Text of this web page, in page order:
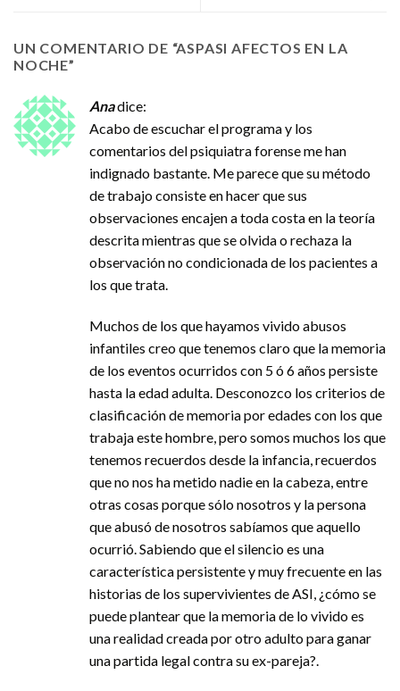
UN COMENTARIO DE “ASPASI AFECTOS EN LA
NOCHE”
Anadice:
Acabo de escuchar el programa y los
comentarios del psiquiatra forense me han
indignado bastante. Me parece que su método
de trabajo consiste en hacer que sus
observaciones encajen a toda costa en la teoría
descrita mientras que se olvida o rechaza la
observación no condicionada de los pacientes a
los que trata.
Muchos de los que hayamos vivido abusos
infantiles creo que tenemos claro que la memoria
de los eventos ocurridos con 5 ó 6 años persiste
hasta la edad adulta. Desconozco los criterios de
clasificación de memoria por edades con los que
trabaja este hombre, pero somos muchos los que
tenemos recuerdos desde la infancia, recuerdos
que no nos ha metido nadie en la cabeza, entre
otras cosas porque sólo nosotros y la persona
que abusó de nosotros sabíamos que aquello
ocurrió. Sabiendo que el silencio es una
característica persistente y muy frecuente en las
historias de los supervivientes de ASI, ¿cómo se
puede plantear que la memoria de lo vivido es
una realidad creada por otro adulto para ganar
una partida legal contra su ex-pareja?.